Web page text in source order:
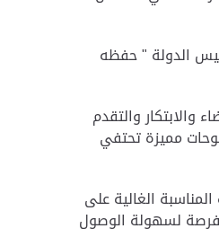
الدولة " حفظه
والتقدم
مميزة تحتفي
الغالية على
لسهولة الوصول